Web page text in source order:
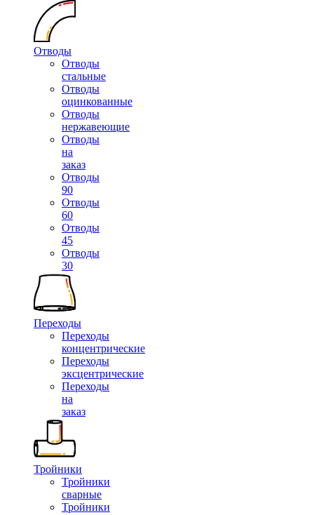
Отводы
Отводы
стальные
Отводы
оцинкованные
Отводы
нержавеющие
Отводы
на
заказ
Отводы
90
Отводы
60
Отводы
45
Отводы
30
Переходы
Переходы
концентрические
Переходы
эксцентрические
Переходы
на
заказ
Тройники
Тройники
сварные
Тройники